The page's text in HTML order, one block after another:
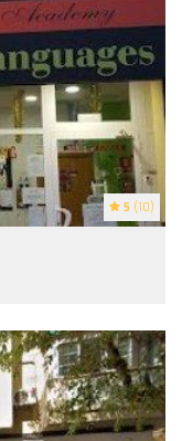
5 (10)